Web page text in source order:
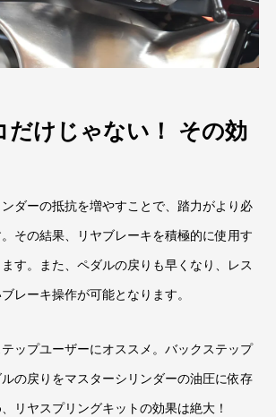
だけじゃない！ その効
ダーの抵抗を増やすことで、踏力がより必
その結果、リヤブレーキを積極的に使用す
す。また、ペダルの戻りも早くなり、レス
レーキ操作が可能となります。
ップユーザーにオススメ。バックステップ
の戻りをマスターシリンダーの油圧に依存
リヤスプリングキットの効果は絶大！